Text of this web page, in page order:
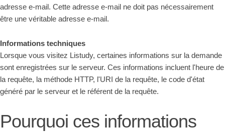
adresse e-mail. Cette adresse e-mail ne doit pas nécessairement
être une véritable adresse e-mail.
Informations techniques
Lorsque vous visitez Listudy, certaines informations sur la demande
sont enregistrées sur le serveur. Ces informations incluent l'heure de
la requête, la méthode HTTP, l'URI de la requête, le code d'état
généré par le serveur et le référent de la requête.
Pourquoi ces informations